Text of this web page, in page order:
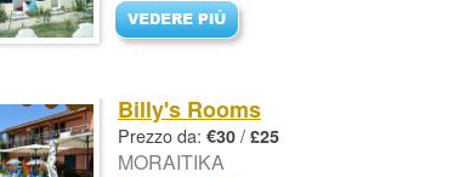
Billy's Rooms
Prezzo da: €30 / £25
MORAITIKA